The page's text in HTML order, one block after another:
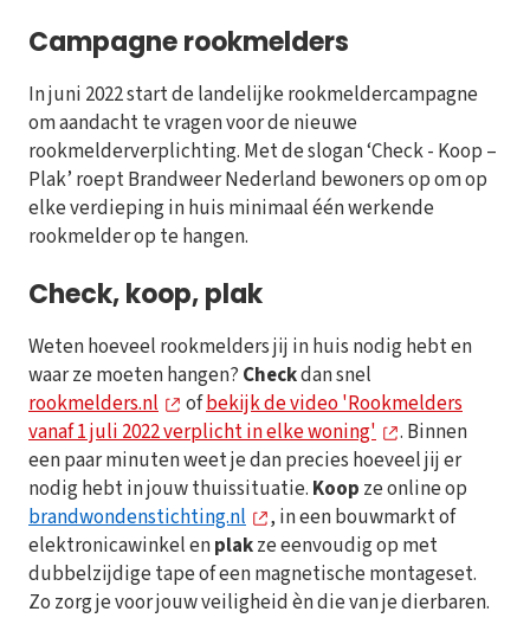
Campagne rookmelders
In juni 2022 start de landelijke rookmeldercampagne
om aandacht te vragen voor de nieuwe
rookmelderverplichting. Met de slogan ‘Check - Koop –
Plak’ roept Brandweer Nederland bewoners op om op
elke verdieping in huis minimaal één werkende
rookmelder op te hangen.
Check, koop, plak
Weten hoeveel rookmelders jij in huis nodig hebt en
waar ze moeten hangen? Checkdan snel
rookmelders.nl
ofbekijk de video 'Rookmelders
vanaf 1 juli 2022 verplicht in elke woning'
. Binnen
een paar minuten weet je dan precies hoeveel jij er
nodig hebt in jouw thuissituatie. Koop ze online op
brandwondenstichting.nl
, in een bouwmarkt of
elektronicawinkel enplakze eenvoudig op met
dubbelzijdige tape of een magnetische montageset.
Zo zorg je voor jouw veiligheid èn die van je dierbaren.